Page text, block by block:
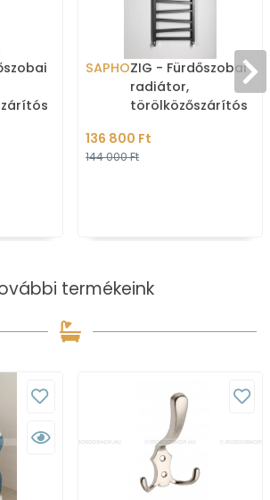
- Antracit
SAPHOZIG - Fürdőszobai
radiátor,
törölközőszárítós
50x133,4cm -
136 800 Ft
144 000 Ft
termékeink